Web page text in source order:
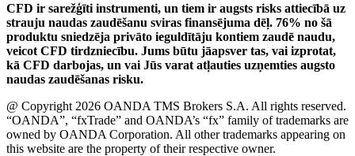
CFD ir sarežģīti instrumenti, un tiem ir augsts risks attiecībā uz
strauju naudas zaudēšanu sviras finansējuma dēļ. 76% no šā
produktu sniedzēja privāto ieguldītāju kontiem zaudē naudu,
veicot CFD tirdzniecību. Jums būtu jāapsver tas, vai izprotat,
kā CFD darbojas, un vai Jūs varat atļauties uzņemties augsto
naudas zaudēšanas risku.
@ Copyright 2026 OANDA TMS Brokers S.A. All rights reserved.
“OANDA”, “fxTrade” and OANDA’s “fx” family of trademarks are
owned by OANDA Corporation. All other trademarks appearing on
this website are the property of their respective owner.